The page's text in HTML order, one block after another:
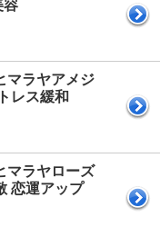
容
マラヤアメジ
レス緩和
マラヤローズ
恋運アップ